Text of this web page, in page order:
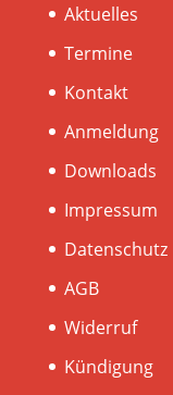
Aktuelles
Termine
Kontakt
Anmeldung
Downloads
Impressum
Datenschutz
AGB
Widerruf
Kündigung